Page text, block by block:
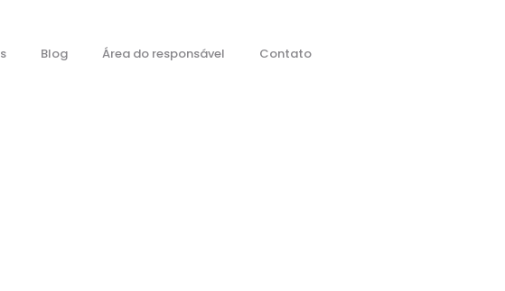
Blog Área do responsável Contato